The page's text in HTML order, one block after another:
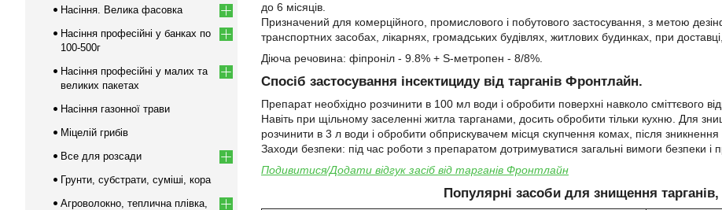
до 6 місяців.
Призначений для комерційного, промислового і побутового застосування, з метою
транспортних засобах, лікарнях, громадських будівлях, житлових будинках, при доставці,
Діюча речовина: фіпроніл - 9.8% + S-метропен - 8/8%.
Спосіб застосування інсектициду від тарганів Фронтлайн.
Препарат необхідно розчинити в 100 мл води і обробити поверхні навколо сміттєвого
Навіть при щільному заселенні житла тарганами, досить обробити тільки кухню. Для
розчинити в 3 л води і обробити обприскувачем місця скупчення комах, після
Заходи безпеки: під час роботи з препаратом дотримуватися загальні вимоги безпеки і
Подивитися/Додати відгук засіб від тарганів Фронтлайн
Популярні засоби для знищення
Насіння. Велика фасовка
Насіння професійні у банках по
100-500г
Насіння професійні у малих та
великих пакетах
Насіння газонної трави
Міцелій грибів
Все для розсади
Грунти, субстрати, суміші, кора
Агроволокно, теплична плівка,